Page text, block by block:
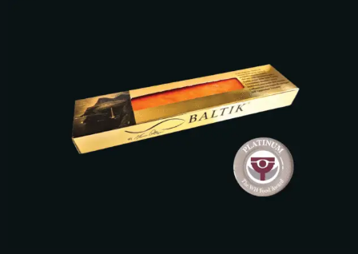
AGGIUNGI AL CARRELLO